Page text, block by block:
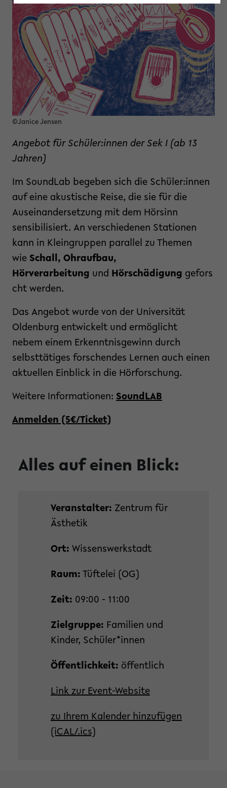
©Janice Jensen
Angebot für Schüler:innen der Sek I (ab 13
Jahren)
Im SoundLab begeben sich die Schüler:innen
auf eine akustische Reise, die sie für die
Auseinandersetzung mit dem Hörsinn
sensibilisiert. An verschiedenen Stationen
kann in Kleingruppen parallel zu Themen
wie Schall, Ohraufbau,
Hörverarbeitung und Hörschädigung gefors
cht werden.
Das Angebot wurde von der Universität
Oldenburg entwickelt und ermöglicht
nebem einem Erkenntnisgewinn durch
selbsttätiges forschendes Lernen auch einen
aktuellen Einblick in die Hörforschung.
Weitere Informationen: SoundLAB
Anmelden (5€/Ticket)
Alles auf einen Blick:
Veranstalter: Zentrum für
Ästhetik
Ort: Wissenswerkstadt
Raum: Tüftelei (OG)
Zeit: 09:00 - 11:00
Zielgruppe: Familien und
Kinder, Schüler*innen
Öffentlichkeit: öffentlich
Link zur Event-Website
zu Ihrem Kalender hinzufügen
(iCAL/.ics)